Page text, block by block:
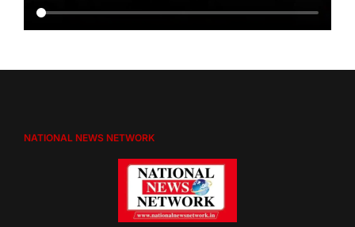
NATIONAL NEWS NETWORK